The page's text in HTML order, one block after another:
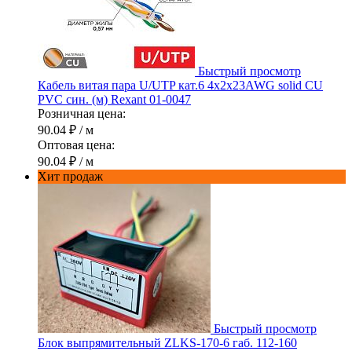
Быстрый просмотр
Кабель витая пара U/UTP кат.6 4х2х23AWG solid CU
PVC син. (м) Rexant 01-0047
Розничная цена:
90.04 ₽ / м
Оптовая цена:
90.04 ₽ / м
Хит продаж
Быстрый просмотр
Блок выпрямительный ZLKS-170-6 габ. 112-160